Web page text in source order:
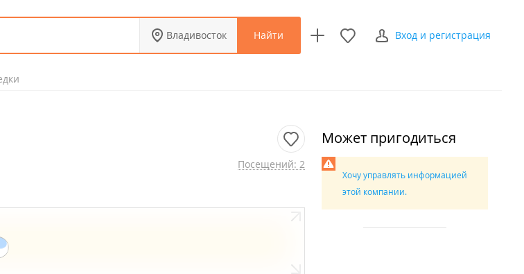
Владивосток Найти Вход и регистрация
Посещений: 2
Может пригодиться
Хочу управлять информацией
этой компании.